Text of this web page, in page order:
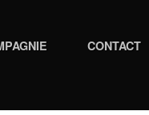
CONTACT